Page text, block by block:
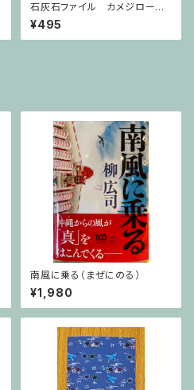
石灰石ファイル カメジロー顔
【不屈館オリジナル】
¥495
南風に乗る（まぜにのる）
¥1,980